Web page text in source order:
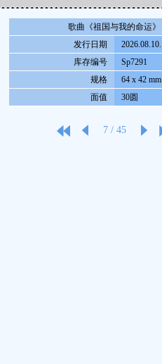
歌曲《祖国与我的命运》
发行日期
2026.08.10.
库存编号
Sp7291
规格
64 x 42 mm
面值
30圆
7/ 45